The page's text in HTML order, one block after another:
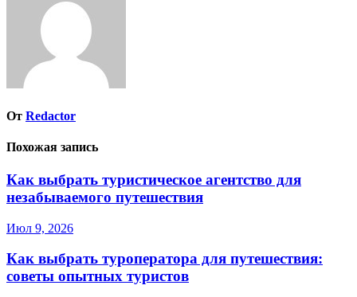
От Redactor
Похожая запись
Как выбрать туристическое агентство для
незабываемого путешествия
Июл 9, 2026
Как выбрать туроператора для путешествия:
советы опытных туристов